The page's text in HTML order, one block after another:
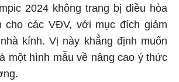
2024 không trang bị điều hòa
cho các VĐV, với mục đích giảm
kính. Vị này khẳng định muốn
một hình mẫu về nâng cao ý thức